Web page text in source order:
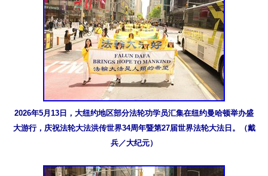
2026年5月13日，大纽约地区部分法轮功学员汇集在纽约曼哈顿举办盛
大游行，庆祝法轮大法洪传世界34周年暨第27届世界法轮大法日。（戴
兵／大纪元）